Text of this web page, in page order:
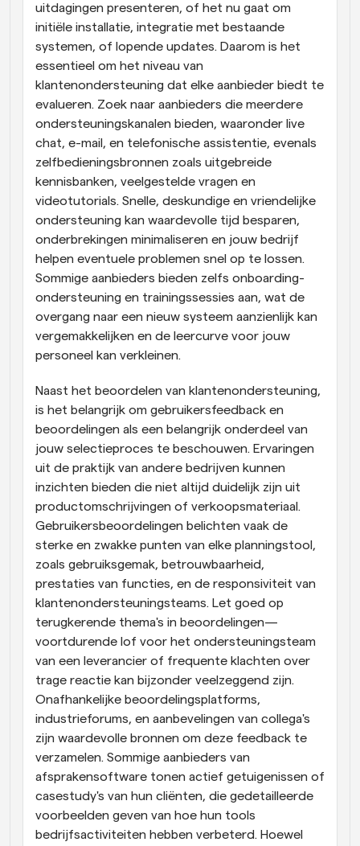
uitdagingen presenteren, of het nu gaat om
initiële installatie, integratie met bestaande
systemen, of lopende updates. Daarom is het
essentieel om het niveau van
klantenondersteuning dat elke aanbieder biedt te
evalueren. Zoek naar aanbieders die meerdere
ondersteuningskanalen bieden, waaronder live
chat, e-mail, en telefonische assistentie, evenals
zelfbedieningsbronnen zoals uitgebreide
kennisbanken, veelgestelde vragen en
videotutorials. Snelle, deskundige en vriendelijke
ondersteuning kan waardevolle tijd besparen,
onderbrekingen minimaliseren en jouw bedrijf
helpen eventuele problemen snel op te lossen.
Sommige aanbieders bieden zelfs onboarding-
ondersteuning en trainingssessies aan, wat de
overgang naar een nieuw systeem aanzienlijk kan
vergemakkelijken en de leercurve voor jouw
personeel kan verkleinen.
Naast het beoordelen van klantenondersteuning,
is het belangrijk om gebruikersfeedback en
beoordelingen als een belangrijk onderdeel van
jouw selectieproces te beschouwen. Ervaringen
uit de praktijk van andere bedrijven kunnen
inzichten bieden die niet altijd duidelijk zijn uit
productomschrijvingen of verkoopsmateriaal.
Gebruikersbeoordelingen belichten vaak de
sterke en zwakke punten van elke planningstool,
zoals gebruiksgemak, betrouwbaarheid,
prestaties van functies, en de responsiviteit van
klantenondersteuningsteams. Let goed op
terugkerende thema's in beoordelingen—
voortdurende lof voor het ondersteuningsteam
van een leverancier of frequente klachten over
trage reactie kan bijzonder veelzeggend zijn.
Onafhankelijke beoordelingsplatforms,
industrieforums, en aanbevelingen van collega's
zijn waardevolle bronnen om deze feedback te
verzamelen. Sommige aanbieders van
afsprakensoftware tonen actief getuigenissen of
casestudy's van hun cliënten, die gedetailleerde
voorbeelden geven van hoe hun tools
bedrijfsactiviteiten hebben verbeterd. Hoewel